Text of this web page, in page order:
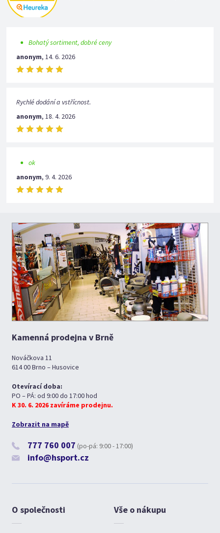
Bohatý sortiment, dobré ceny
anonym,14. 6. 2026
Rychlé dodání a vstřícnost.
anonym,18. 4. 2026
ok
anonym,9. 4. 2026
Kamenná prodejna v Brně
Nováčkova 11
614 00 Brno – Husovice
Otevírací doba:
PO – PÁ: od 9:00 do 17:00 hod
K 30. 6. 2026 zavíráme prodejnu.
Zobrazit na mapě
777 760 007 (po-pá: 9:00 - 17:00)
info@hsport.cz
O společnosti Vše o nákupu